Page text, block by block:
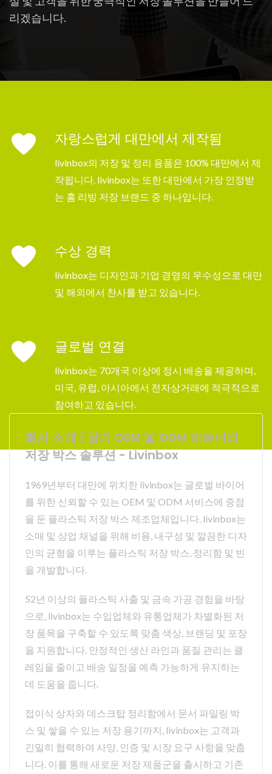
리겠습니다.
자랑스럽게 대만에서 제작됨
livinbox의 저장 및 정리 용품은 100% 대만에서 제
작됩니다. livinbox는 또한 대만에서 가장 인정받
는 홈 리빙 저장 브랜드 중 하나입니다.
수상 경력
livinbox는 디자인과 기업 경영의 우수성으로 대만
및 해외에서 찬사를 받고 있습니다.
글로벌 연결
livinbox는 70개국 이상에 정시 배송을 제공하며,
미국, 유럽, 아시아에서 전자상거래에 적극적으로
참여하고 있습니다.
회사 소개 | 장기 OEM 및 ODM 파트너의
저장 박스 솔루션 - Livinbox
1969년부터 대만에 위치한 livinbox는 글로벌 바이어
를 위한 신뢰할 수 있는 OEM 및 ODM 서비스에 중점
을 둔 플라스틱 저장 박스 제조업체입니다. livinbox는
소매 및 상업 채널을 위해 비용, 내구성 및 깔끔한 디자
인의 균형을 이루는 플라스틱 저장 박스, 정리함 및 빈
을 개발합니다.
52년 이상의 플라스틱 사출 및 금속 가공 경험을 바탕
으로, livinbox는 수입업체와 유통업체가 차별화된 저
장 품목을 구축할 수 있도록 맞춤 색상, 브랜딩 및 포장
을 지원합니다. 안정적인 생산 라인과 품질 관리는 클
레임을 줄이고 배송 일정을 예측 가능하게 유지하는
데 도움을 줍니다.
접이식 상자와 데스크탑 정리함에서 문서 파일링 박
스 및 쌓을 수 있는 저장 용기까지, livinbox는 고객과
긴밀히 협력하여 사양, 인증 및 시장 요구 사항을 맞춥
니다. 이를 통해 새로운 저장 제품군을 출시하고 기존